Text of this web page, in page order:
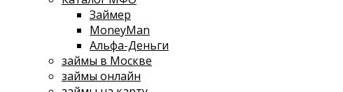
Займер
MoneyMan
Альфа-Деньги
займы в Москве
займы онлайн